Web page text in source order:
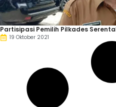
Partisipasi Pemilih Pilkades
19 Oktober 2021